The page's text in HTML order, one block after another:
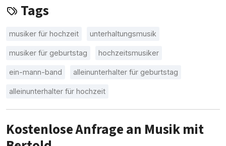
Tags
musiker für hochzeit unterhaltungsmusik
musiker für geburtstag hochzeitsmusiker
ein-mann-band alleinunterhalter für geburtstag
alleinunterhalter für hochzeit
Kostenlose Anfrage an Musik mit